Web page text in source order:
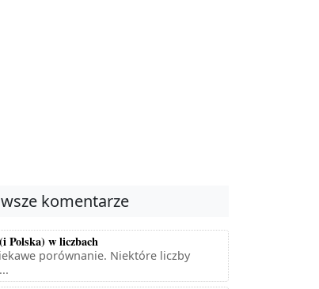
komentarze
Polska) w liczbach
porównanie. Niektóre liczby